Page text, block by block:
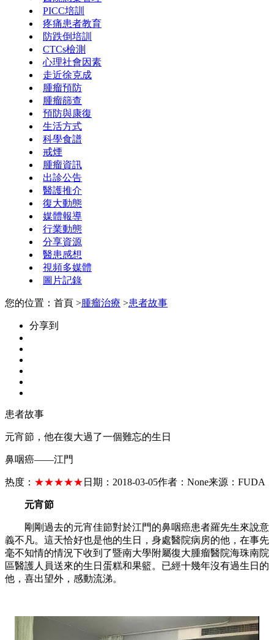
PICC培訓
疼痛患者教育
防跌倒培訓
CTCs檢測
心理社會因素
走近徐克成
腫瘤預防
腫瘤篩查
預防與康復
生活方式
科學食譜
戒煙
腫瘤資訊
出診公告
醫護推介
復大動態
媒體報導
行業動態
分享資源
醫患感想
視頻多媒體
圖片記錄
您的位置：首頁 >腫瘤治療 >患者故事
分享到
患者故事
元宵節，他在復大過了一個難忘的生日
鼻咽癌——江門
热度： ★★★★★ 日期： 2018-03-05作者： None来源： FUDA
元宵節
剛剛過去的元宵佳節對於江門的鼻咽癌患者羅先生來說意
義不凡。這天恰好也是他的生日，身處醫院病房的他，在事先
毫不知情的情況下收到了暨南大學附屬復大腫瘤醫院海珠南院
區醫護人員送來的生日蛋糕和果籃。已經十幾年沒有過生日的
他，喜出望外，感動流涕。